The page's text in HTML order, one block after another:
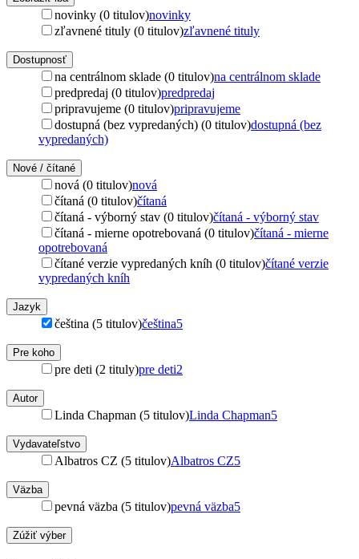
novinky (0 titulov)novinky
zľavnené tituly (0 titulov)zľavnené tituly
Dostupnosť
na centrálnom sklade (0 titulov)na centrálnom sklade
predpredaj (0 titulov)predpredaj
pripravujeme (0 titulov)pripravujeme
dostupná (bez vypredaných) (0 titulov)dostupná (bez
vypredaných)
Nové / čítané
nová (0 titulov)nová
čítaná (0 titulov)čítaná
čítaná - výborný stav (0 titulov)čítaná - výborný stav
čítaná - mierne opotrebovaná (0 titulov)čítaná - mierne
opotrebovaná
čítané verzie vypredaných kníh (0 titulov)čítané verzie
vypredaných kníh
Jazyk
čeština (5 titulov)čeština5
Pre koho
pre deti (2 tituly)pre deti2
Autor
Linda Chapman (5 titulov)Linda Chapman5
Vydavateľstvo
Albatros CZ (5 titulov)Albatros CZ5
Väzba
pevná väzba (5 titulov)pevná väzba5
Zúžiť výber